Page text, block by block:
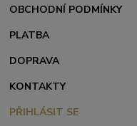
OBCHODNÍ PODMÍNKY
PLATBA
DOPRAVA
KONTAKTY
PŘIHLÁSIT SE